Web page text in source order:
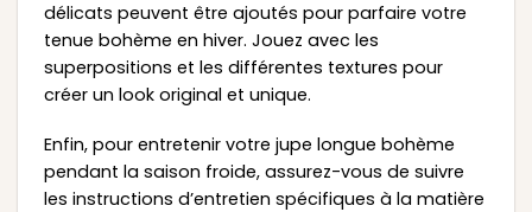
délicats peuvent être ajoutés pour parfaire votre
tenue bohème en hiver. Jouez avec les
superpositions et les différentes textures pour
créer un look original et unique.
Enfin, pour entretenir votre jupe longue bohème
pendant la saison froide, assurez-vous de suivre
les instructions d’entretien spécifiques à la matière